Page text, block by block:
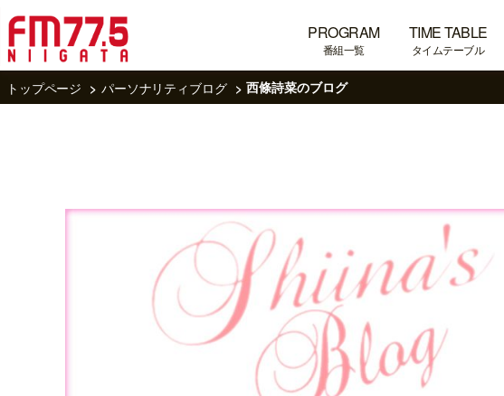
PROGRAM
番組一覧
TIME TABLE
タイムテーブル
トップページ
パーソナリティブログ 西條詩菜のブログ